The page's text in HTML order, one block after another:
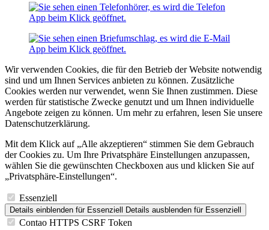
Wir verwenden Cookies, die für den Betrieb der Website notwendig
sind und um Ihnen Services anbieten zu können. Zusätzliche
Cookies werden nur verwendet, wenn Sie Ihnen zustimmen. Diese
werden für statistische Zwecke genutzt und um Ihnen individuelle
Angebote zeigen zu können. Um mehr zu erfahren, lesen Sie unsere
Datenschutzerklärung.
Mit dem Klick auf „Alle akzeptieren“ stimmen Sie dem Gebrauch
der Cookies zu. Um Ihre Privatsphäre Einstellungen anzupassen,
wählen Sie die gewünschten Checkboxen aus und klicken Sie auf
„Privatsphäre-Einstellungen“.
Essenziell
Details einblenden für Essenziell Details ausblenden für Essenziell
Contao HTTPS CSRF Token